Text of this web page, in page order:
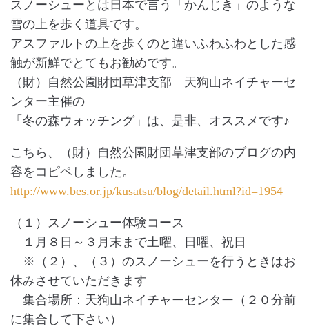
スノーシューとは日本で言う「かんじき」のような
雪の上を歩く道具です。
アスファルトの上を歩くのと違いふわふわとした感
触が新鮮でとてもお勧めです。
（財）自然公園財団草津支部 天狗山ネイチャーセ
ンター主催の
「冬の森ウォッチング」は、是非、オススメです♪
こちら、（財）自然公園財団草津支部のブログの内
容をコピペしました。
http://www.bes.or.jp/kusatsu/blog/detail.html?id=1954
（１）スノーシュー体験コース
１月８日～３月末まで土曜、日曜、祝日
※（２）、（３）のスノーシューを行うときはお
休みさせていただきます
集合場所：天狗山ネイチャーセンター（２０分前
に集合して下さい）